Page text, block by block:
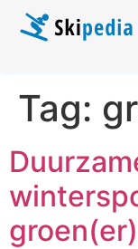
Tag: